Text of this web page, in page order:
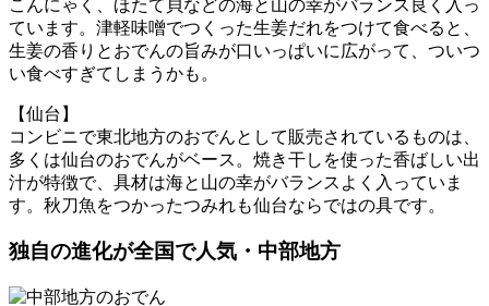
こんにゃく、ほたて貝などの海と山の幸がバランス良く入っ
ています。津軽味噌でつくった生姜だれをつけて食べると、
生姜の香りとおでんの旨みが口いっぱいに広がって、ついつ
い食べすぎてしまうかも。
【仙台】
コンビニで東北地方のおでんとして販売されているものは、
多くは仙台のおでんがベース。焼き干しを使った香ばしい出
汁が特徴で、具材は海と山の幸がバランスよく入っていま
す。秋刀魚をつかったつみれも仙台ならではの具です。
独自の進化が全国で人気・中部地方